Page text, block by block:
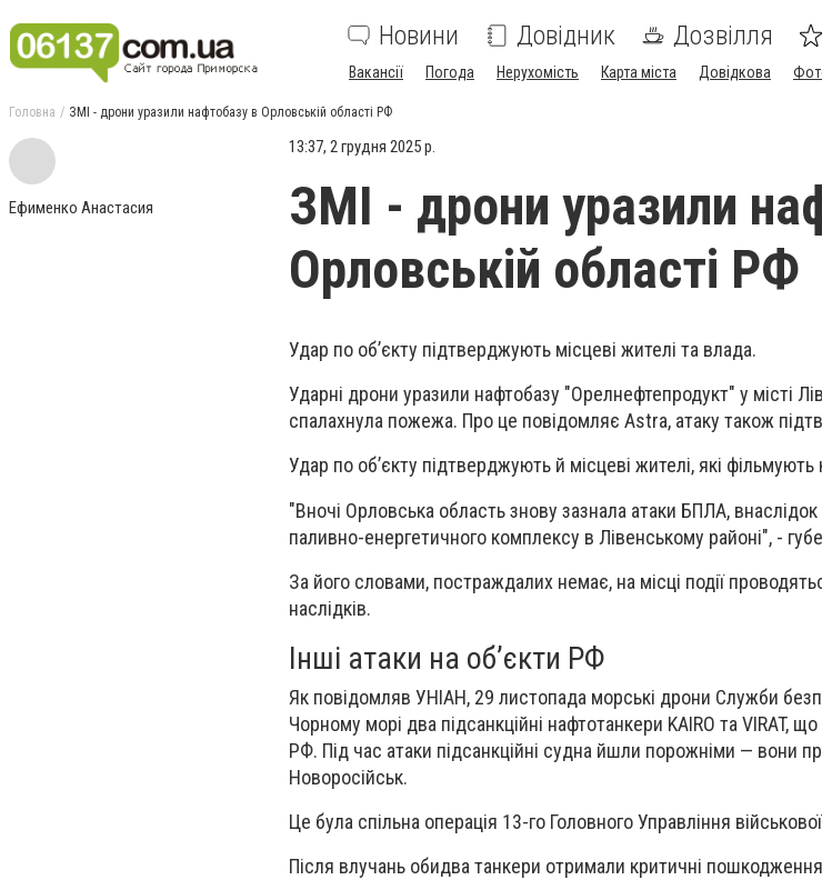
Новини Довідник Дозвілля
Вакансії Погода Нерухомість Карта міста Довідкова
Головна ЗМІ - дрони уразили нафтобазу в Орловській області РФ
Ефименко Анастасия
13:37, 2 грудня 2025 р.
ЗМІ - дрони уразили
Орловській області РФ
Удар по об’єкту підтверджують місцеві жителі та влада.
Ударні дрони уразили нафтобазу "Орелнефтепродукт" у місті
спалахнула пожежа. Про це повідомляє Astra, атаку також
Удар по об’єкту підтверджують й місцеві жителі, які
"Вночі Орловська область знову зазнала атаки БПЛА,
паливно-енергетичного комплексу в Лівенському районі", -
За його словами, постраждалих немає, на місці події
наслідків.
Інші атаки на обʼєкти РФ
Як повідомляв УНІАН, 29 листопада морські дрони Служби
Чорному морі два підсанкційні нафтотанкери KAIRO та VIRAT,
РФ. Під час атаки підсанкційні судна йшли порожніми — вони
Новоросійськ.
Це була спільна операція 13-го Головного Управління
Після влучань обидва танкери отримали критичні